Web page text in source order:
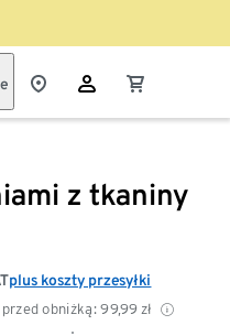
z tkaniny
obniżką: 99,99 zł
plus koszty przesyłki